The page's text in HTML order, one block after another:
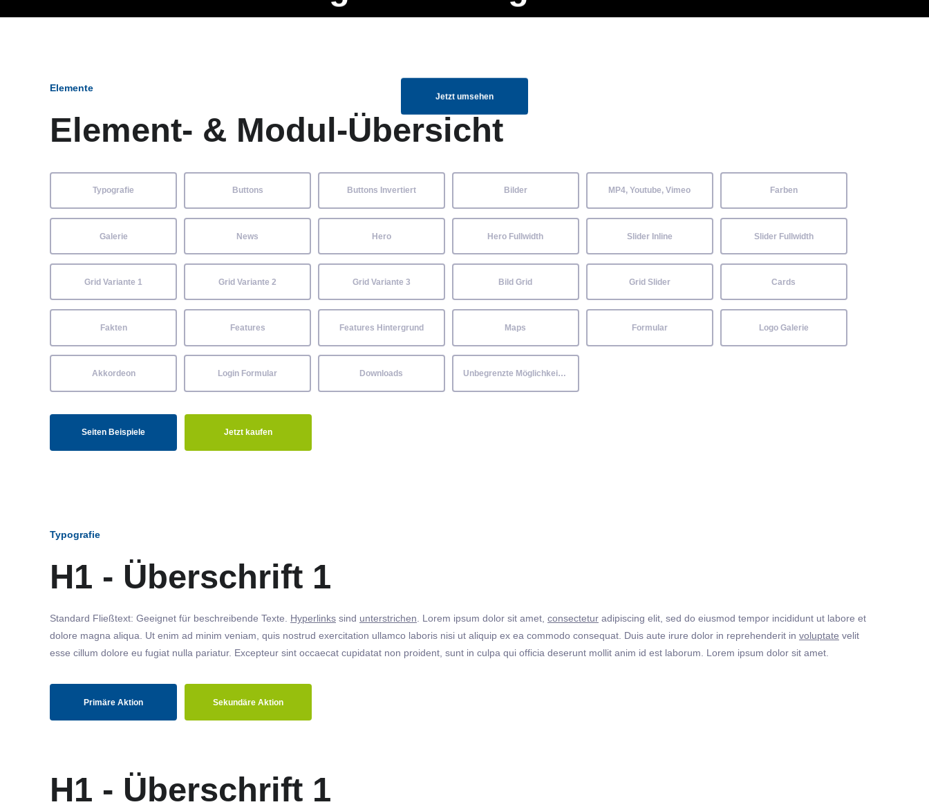
Jetzt umsehen
Elemente
Element- & Modul-Übersicht
Typografie Buttons Buttons Invertiert Bilder MP4, Youtube, Vimeo Farben
Galerie News Hero Hero Fullwidth Slider Inline Slider Fullwidth
Grid Variante 1 Grid Variante 2 Grid Variante 3 Bild Grid Grid Slider Cards
Fakten Features Features Hintergrund Maps Formular Logo Galerie
Akkordeon Login Formular Downloads Unbegrenzte Möglichkeiten
Seiten Beispiele Jetzt kaufen
Typografie
H1 - Überschrift 1
Standard Fließtext: Geeignet für beschreibende Texte. Hyperlinks sind unterstrichen . Lorem ipsum dolor sit amet, consectetur adipiscing elit, sed do eiusmod tempor incididunt ut labore et
dolore magna aliqua. Ut enim ad minim veniam, quis nostrud exercitation ullamco laboris nisi ut aliquip ex ea commodo consequat. Duis aute irure dolor in reprehenderit in voluptate velit
esse cillum dolore eu fugiat nulla pariatur. Excepteur sint occaecat cupidatat non proident, sunt in culpa qui officia deserunt mollit anim id est laborum. Lorem ipsum dolor sit amet.
Primäre Aktion Sekundäre Aktion
H1 - Überschrift 1